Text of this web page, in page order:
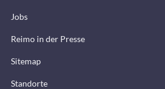
Jobs
Reimo in der Presse
Sitemap
Standorte